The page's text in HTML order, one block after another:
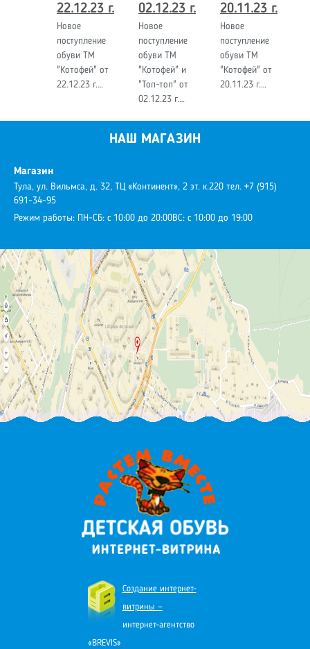
22.12.23 г.
Новое
поступление
обуви ТМ
"Котофей" от
22.12.23 г.…
02.12.23 г.
Новое
поступление
обуви ТМ
"Котофей" и
"Топ-топ" от
02.12.23 г.…
20.11.23 г.
Новое
поступление
обуви ТМ
"Котофей" от
20.11.23 г.…
НАШ МАГАЗИН
Магазин
Тула, ул. Вильмса, д. 32, ТЦ «Континент», 2 эт. к.220 тел. +7 (915)
691-34-95
Режим работы: ПН-СБ: с 10:00 до 20:00ВС: с 10:00 до 19:00
Создание интернет-
витрины —
интернет-агентство
«BREVIS»